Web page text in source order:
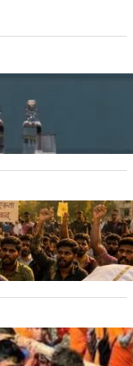
की तबीयत बिगड़ी,
न निकलें… दारुल उलूम